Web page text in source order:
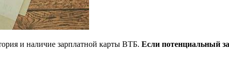
и наличие зарплатной карты ВТБ. Если потенциальный